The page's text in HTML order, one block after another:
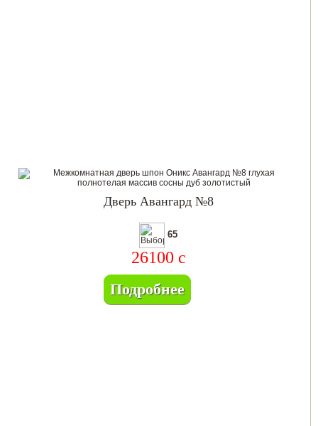
Дверь Авангард №8
65
26100 c
Подробнее